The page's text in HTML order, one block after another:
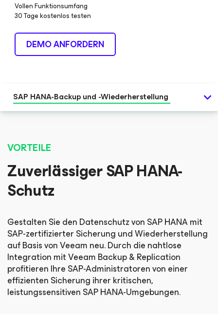
Vollen Funktionsumfang
30 Tage kostenlos testen
DEMO ANFORDERN
SAP HANA-Backup und -Wiederherstellung
VORTEILE
Zuverlässiger SAP HANA-
Schutz
Gestalten Sie den Datenschutz von SAP HANA mit
SAP-zertifizierter Sicherung und Wiederherstellung
auf Basis von Veeam neu. Durch die nahtlose
Integration mit Veeam Backup & Replication
profitieren Ihre SAP-Administratoren von einer
effizienten Sicherung ihrer kritischen,
leistungssensitiven SAP HANA-Umgebungen.